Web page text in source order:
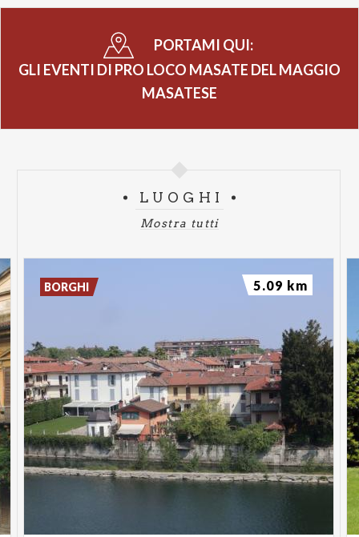
PORTAMI QUI:
GLI EVENTI DI PRO LOCO MASATE DEL MAGGIO
MASATESE
LUOGHI
Mostra tutti
BORGHI 5.09 km